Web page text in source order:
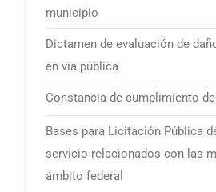
municipio
Dictamen de evaluación de
en vía pública
Constancia de cumplimiento
Bases para Licitación Pública
servicio relacionados con las
ámbito federal